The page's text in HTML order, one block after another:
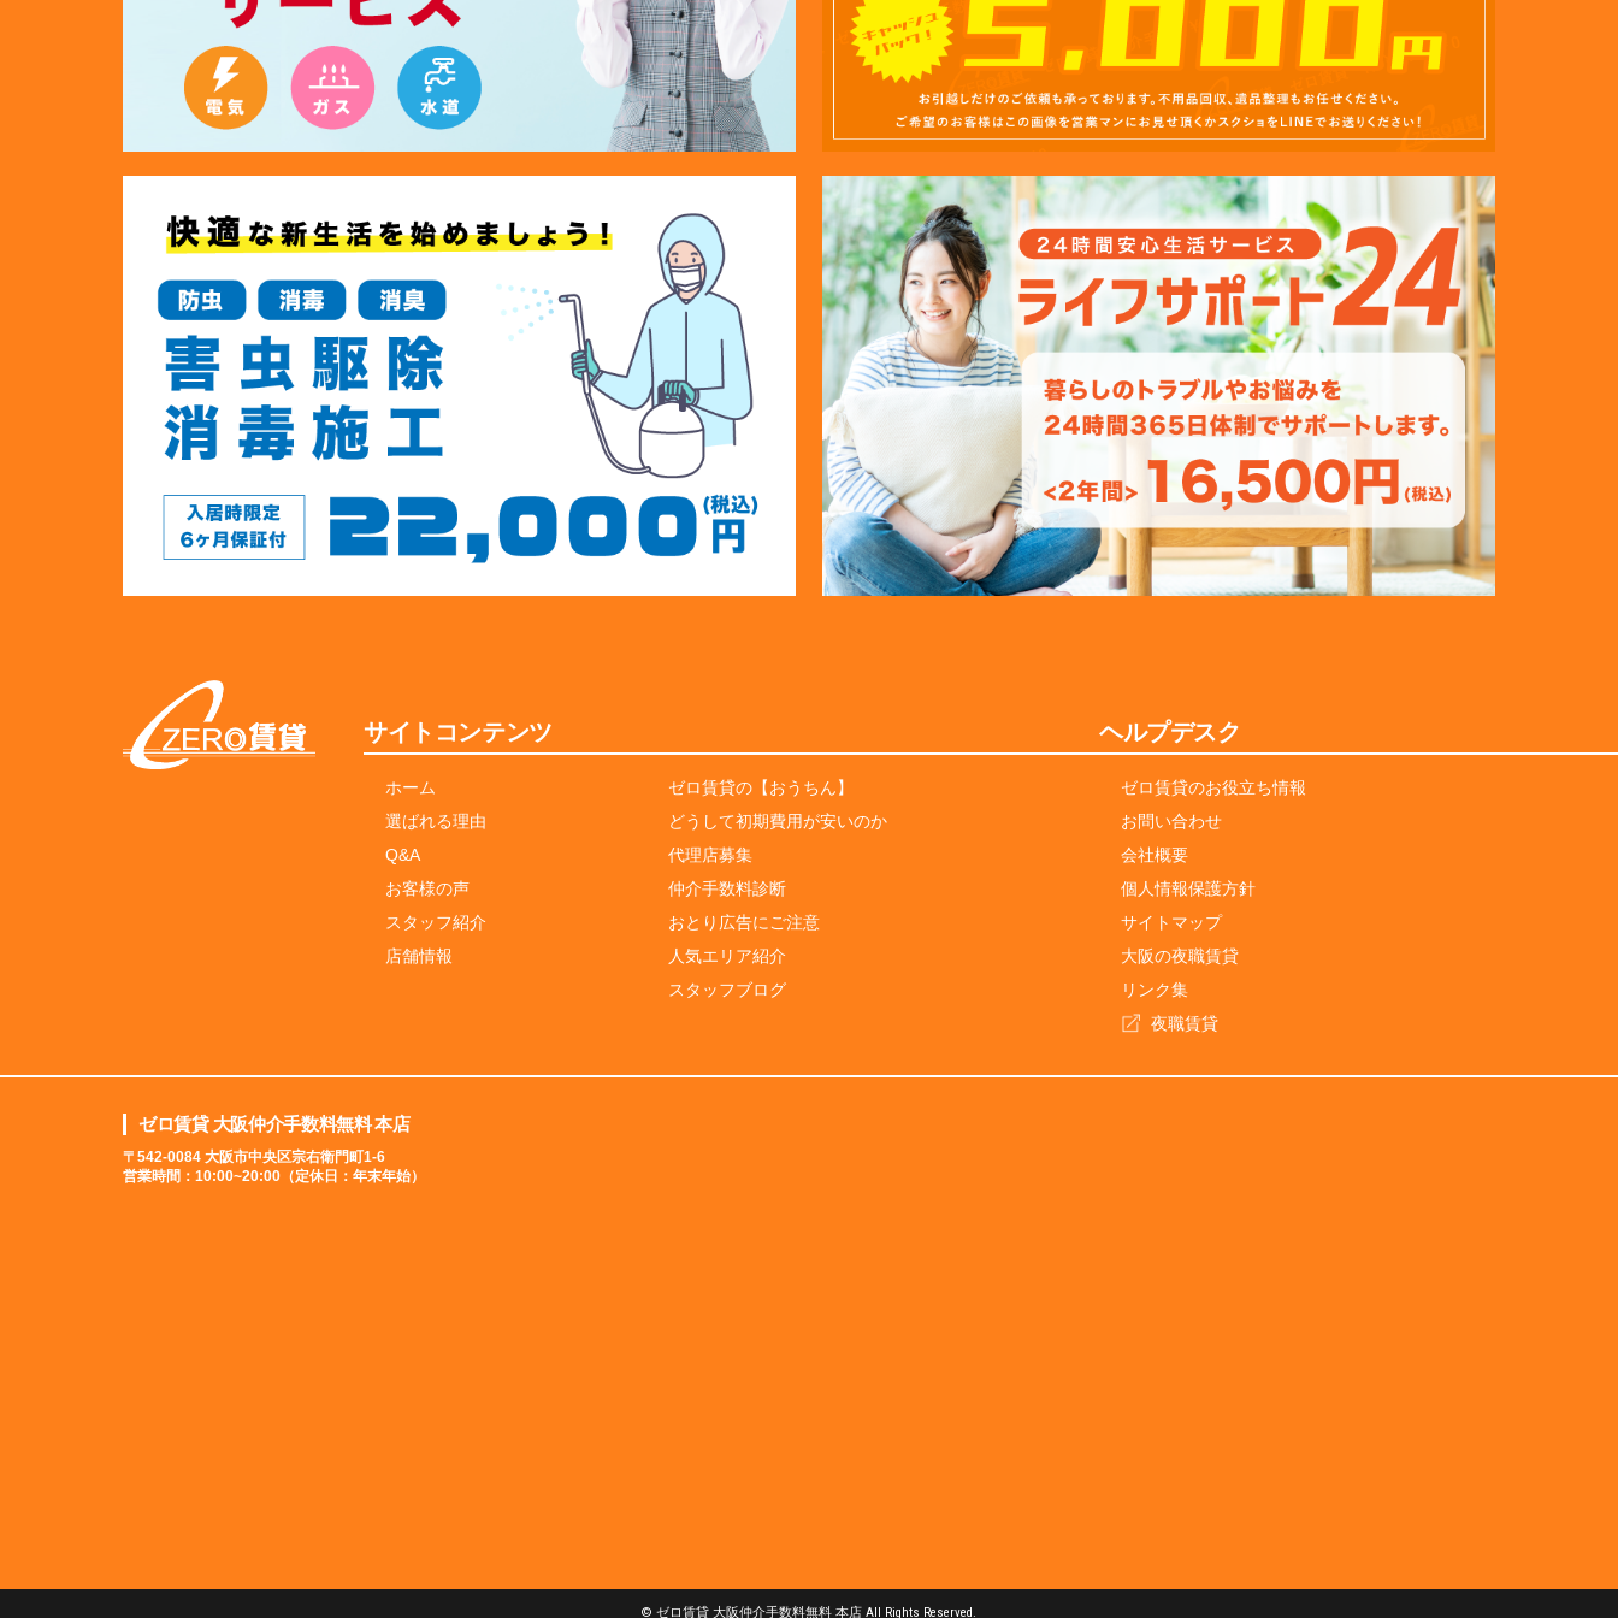
サイトコンテンツ
ホーム
選ばれる理由
Q&A
お客様の声
スタッフ紹介
店舗情報
ゼロ賃貸の【おうちん】
どうして初期費用が安いのか
代理店募集
仲介手数料診断
おとり広告にご注意
人気エリア紹介
スタッフブログ
ヘルプデスク
ゼロ賃貸のお役立ち情報
お問い合わせ
会社概要
個人情報保護方針
サイトマップ
大阪の夜職賃貸
リンク集
夜職賃貸
ゼロ賃貸 大阪仲介手数料無料 本店
〒542-0084 大阪市中央区宗右衛門町1-6
営業時間：10:00~20:00（定休日：年末年始）
© ゼロ賃貸 大阪仲介手数料無料 本店 All Rights Reserved.